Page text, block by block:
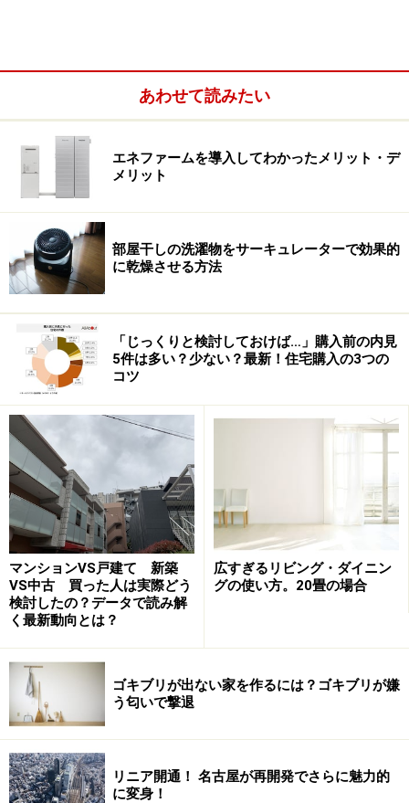
住んで初めての夏に気がついた、家の中が「非常に暑
い」ということに。朝外出して夕方帰宅すると室温が40
度近くもあり、家に入ってまずしなくてはいけないのは
「家中の窓を開けて換気すること」。その後、クーラー
をガンガンにかけるけれどもなかなか涼しくならない。
仕事の後に疲れた体でそんな家には帰りたくないですよ
ね。その家のせいで体調を崩しかねません。部屋が冷え
るまで時間がかかるので、エアコン代も高くついてしま
います。
失敗例2：冬に寒い！
あわせて読みたい
エネファームを導入してわかったメリット・デ
メリット
部屋干しの洗濯物をサーキュレーターで効果的
に乾燥させる方法
「じっくりと検討しておけば…」購入前の内見
5件は多い？少ない？最新！住宅購入の3つの
コツ
マンションVS戸建て 新築
VS中古 買った人は実際どう
検討したの？データで読み解
く最新動向とは？
広すぎるリビング・ダイニン
グの使い方。20畳の場合
ゴキブリが出ない家を作るには？ゴキブリが嫌
う匂いで撃退
リニア開通！ 名古屋が再開発でさらに魅力的
に変身！